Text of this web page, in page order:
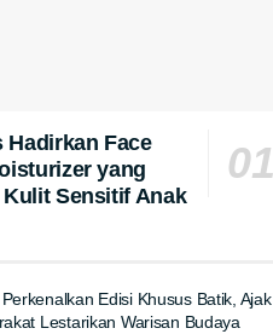
Face
yang
Sensitif Anak
Edisi Khusus Batik, Ajak
Lestarikan Warisan Budaya